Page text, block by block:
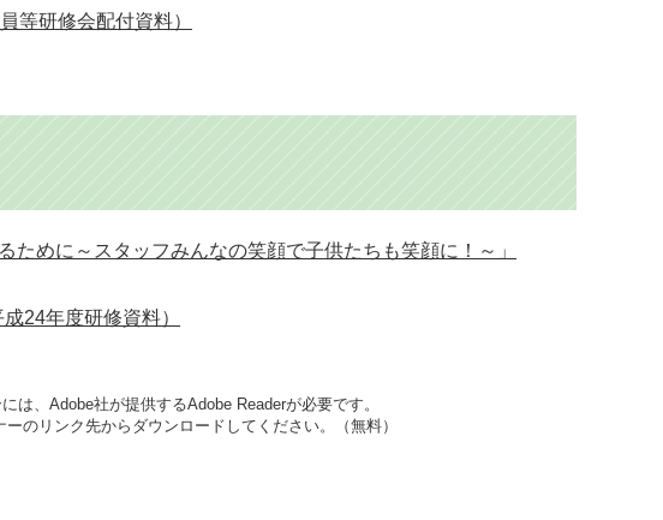
等研修会配付資料）
ために～スタッフみんなの笑顔で子供たちも笑顔に！～」
24年度研修資料）
は、Adobe社が提供するAdobe Readerが必要です。
のリンク先からダウンロードしてください。（無料）